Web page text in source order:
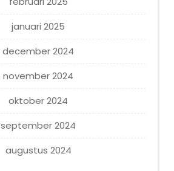
januari 2025
december 2024
november 2024
oktober 2024
september 2024
augustus 2024